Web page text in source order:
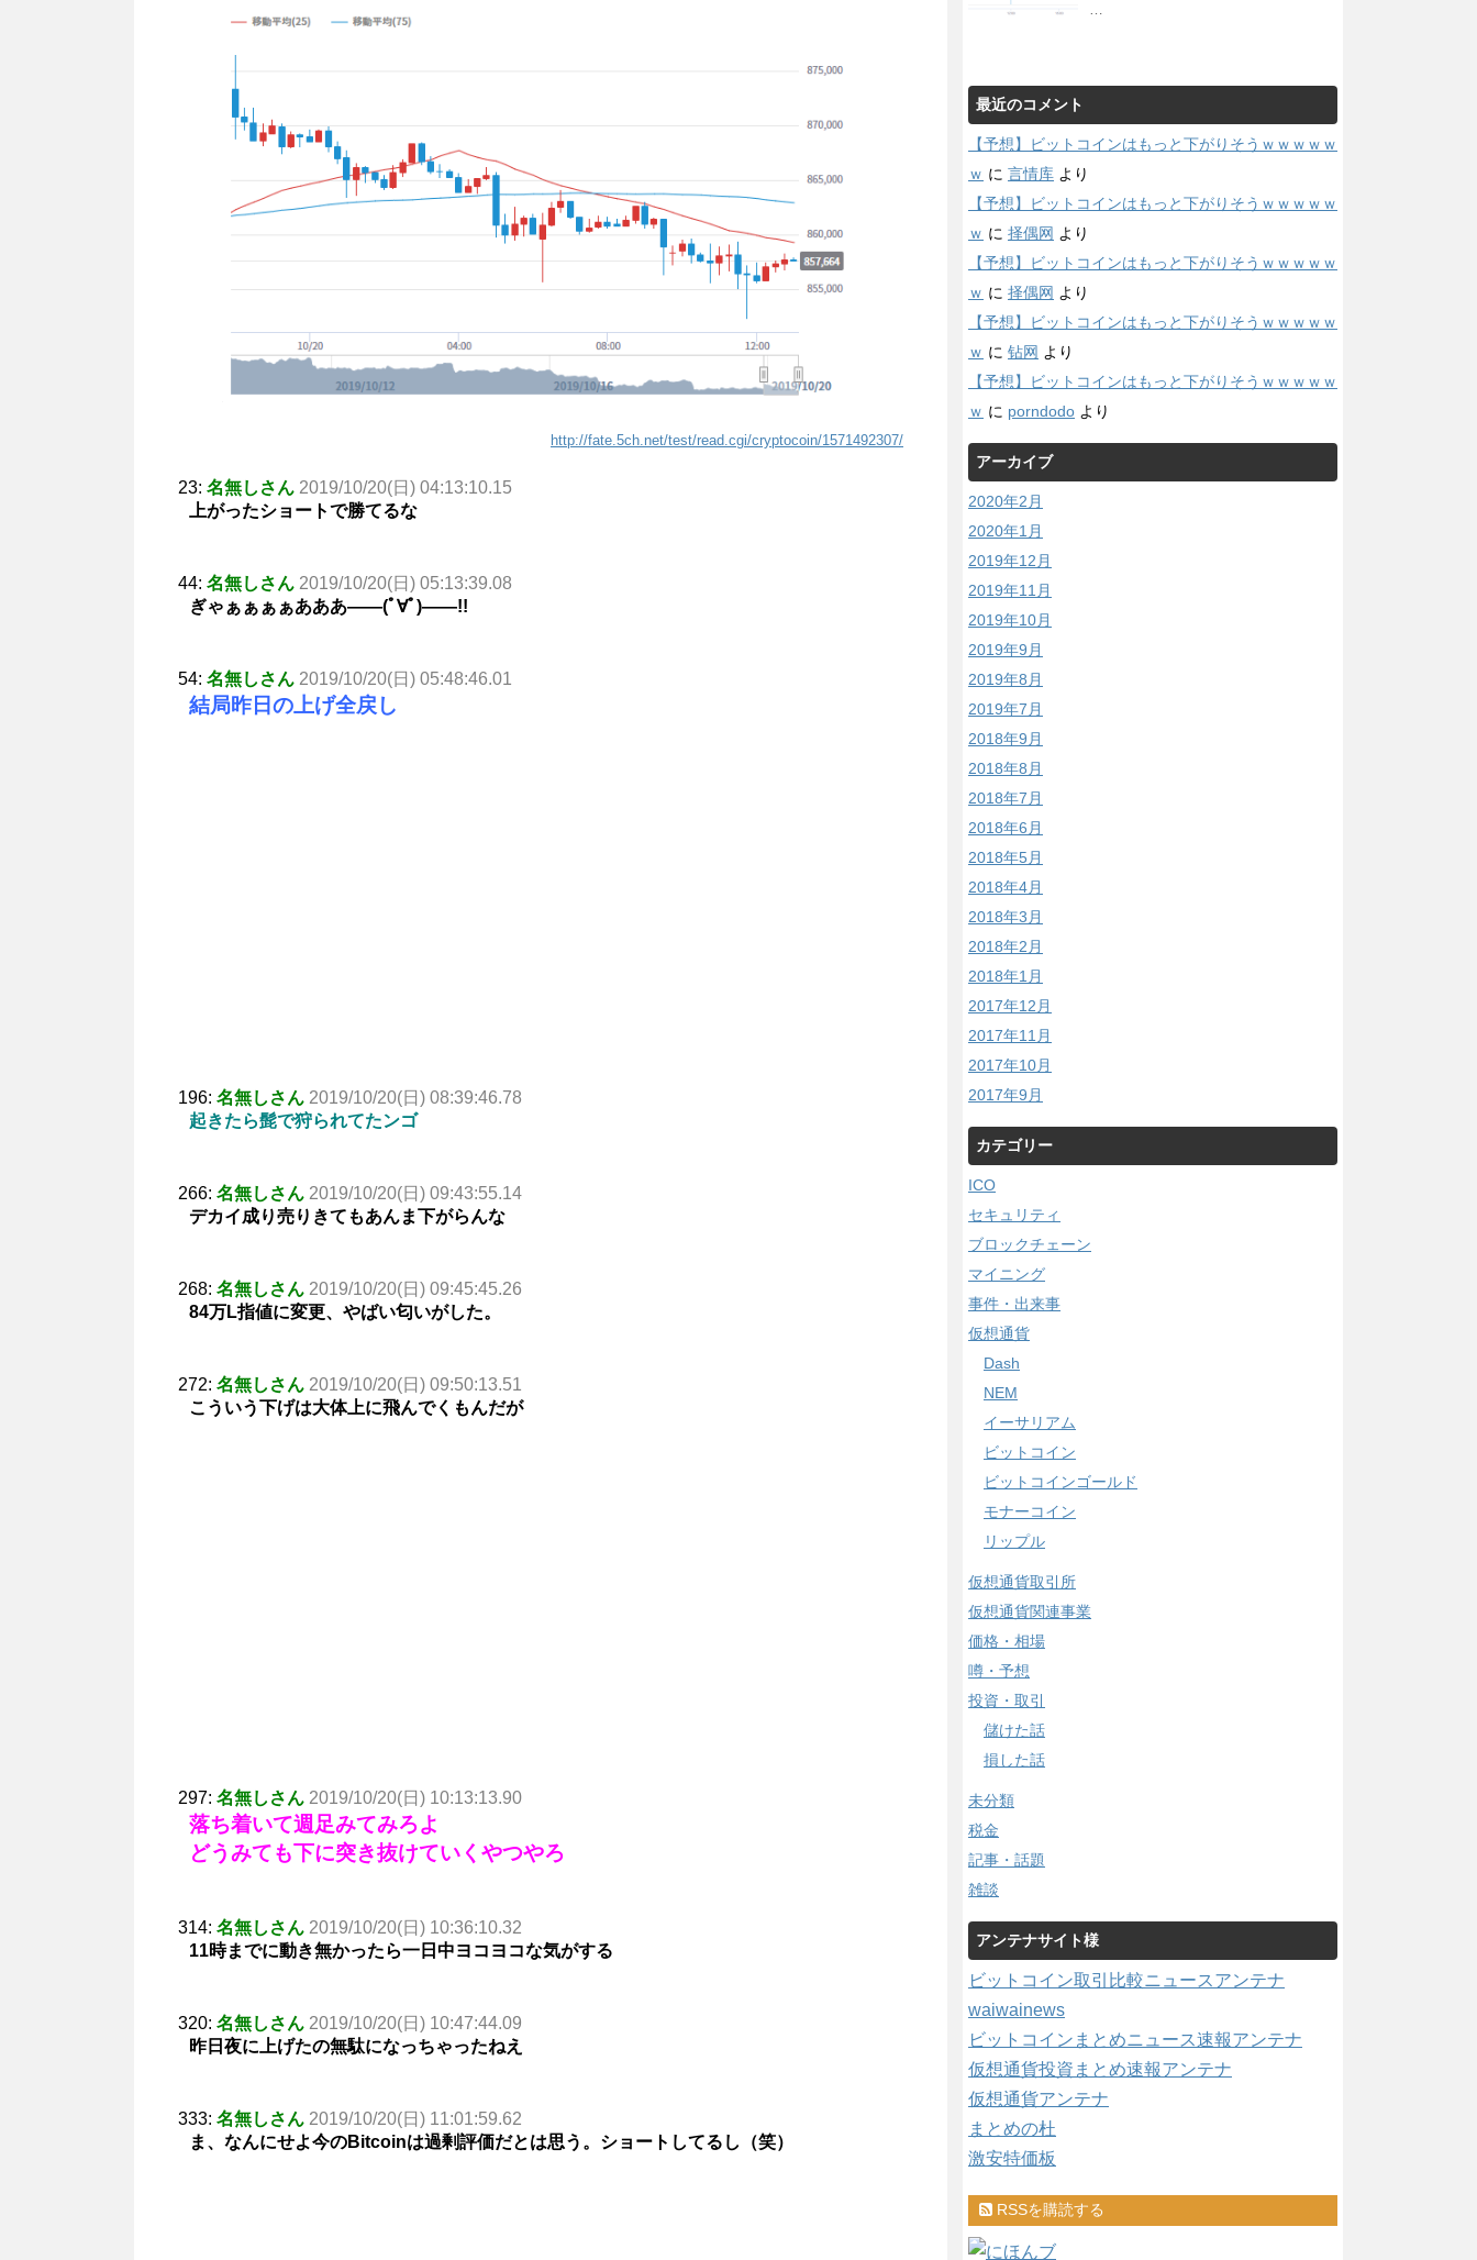
http://fate.5ch.net/test/read.cgi/cryptocoin/1571492307/
23: 名無しさん 2019/10/20(日) 04:13:10.15
上がったショートで勝てるな
44: 名無しさん 2019/10/20(日) 05:13:39.08
ぎゃぁぁぁぁあああ――(ﾟ∀ﾟ)――!!
54: 名無しさん 2019/10/20(日) 05:48:46.01
結局昨日の上げ全戻し
196: 名無しさん 2019/10/20(日) 08:39:46.78
起きたら髭で狩られてたンゴ
266: 名無しさん 2019/10/20(日) 09:43:55.14
デカイ成り売りきてもあんま下がらんな
268: 名無しさん 2019/10/20(日) 09:45:45.26
84万L指値に変更、やばい匂いがした。
272: 名無しさん 2019/10/20(日) 09:50:13.51
こういう下げは大体上に飛んでくもんだが
297: 名無しさん 2019/10/20(日) 10:13:13.90
落ち着いて週足みてみろよ
どうみても下に突き抜けていくやつやろ
314: 名無しさん 2019/10/20(日) 10:36:10.32
11時までに動き無かったら一日中ヨコヨコな気がする
320: 名無しさん 2019/10/20(日) 10:47:44.09
昨日夜に上げたの無駄になっちゃったねえ
333: 名無しさん 2019/10/20(日) 11:01:59.62
ま、なんにせよ今のBitcoinは過剰評価だとは思う。ショートしてるし（笑）
…
最近のコメント
【予想】ビットコインはもっと下がりそうｗｗｗｗｗ
ｗ に 言情库 より
【予想】ビットコインはもっと下がりそうｗｗｗｗｗ
ｗ に 择偶网 より
【予想】ビットコインはもっと下がりそうｗｗｗｗｗ
ｗ に 择偶网 より
【予想】ビットコインはもっと下がりそうｗｗｗｗｗ
ｗ に 钻网 より
【予想】ビットコインはもっと下がりそうｗｗｗｗｗ
ｗ に porndodo より
アーカイブ
2020年2月
2020年1月
2019年12月
2019年11月
2019年10月
2019年9月
2019年8月
2019年7月
2018年9月
2018年8月
2018年7月
2018年6月
2018年5月
2018年4月
2018年3月
2018年2月
2018年1月
2017年12月
2017年11月
2017年10月
2017年9月
カテゴリー
ICO
セキュリティ
ブロックチェーン
マイニング
事件・出来事
仮想通貨
Dash
NEM
イーサリアム
ビットコイン
ビットコインゴールド
モナーコイン
リップル
仮想通貨取引所
仮想通貨関連事業
価格・相場
噂・予想
投資・取引
儲けた話
損した話
未分類
税金
記事・話題
雑談
アンテナサイト様
ビットコイン取引比較ニュースアンテナ
waiwainews
ビットコインまとめニュース速報アンテナ
仮想通貨投資まとめ速報アンテナ
仮想通貨アンテナ
まとめの杜
激安特価板
RSSを購読する